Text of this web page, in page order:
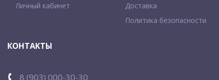
Личный кабинет
Доставка
Политика безопасности
КОНТАКТЫ
8 (903) 000-30-30